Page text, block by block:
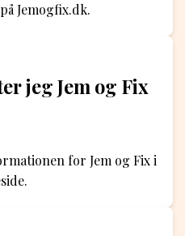
Jemogfix.dk.
jeg Jem og Fix
for Jem og Fix i